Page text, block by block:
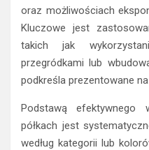
oraz możliwościach
Kluczowe jest
takich jak
przegródkami lub
podkreśla prezentowane
Podstawą efektywnego
półkach jest
według kategorii lub